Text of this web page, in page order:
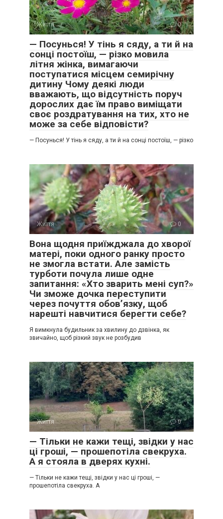
Життя 0
— Посунься! У тінь я сяду, а ти й на
сонці постоїш, — різко мовила
літня жінка, вимагаючи
поступатися місцем семирічну
дитину Чому деякі люди
вважають, що відсутність поруч
дорослих дає їм право виміщати
своє роздратування на тих, хто не
може за себе відповісти?
— Посунься! У тінь я сяду, а ти й на сонці постоїш, — різко
Життя 0
Вона щодня приїжджала до хворої
матері, поки одного ранку просто
не змогла встати. Але замість
турботи почула лише одне
запитання: «Хто зварить мені суп?»
Чи зможе дочка переступити
через почуття обов’язку, щоб
нарешті навчитися берегти себе?
Я вимкнула будильник за хвилину до дзвінка, як
звичайно, щоб різкий звук не розбудив
Життя 0
— Тільки не кажи тещі, звідки у нас
ці гроші, — прошепотіла свекруха.
А я стояла в дверях кухні.
— Тільки не кажи тещі, звідки у нас ці гроші, —
прошепотіла свекруха. А